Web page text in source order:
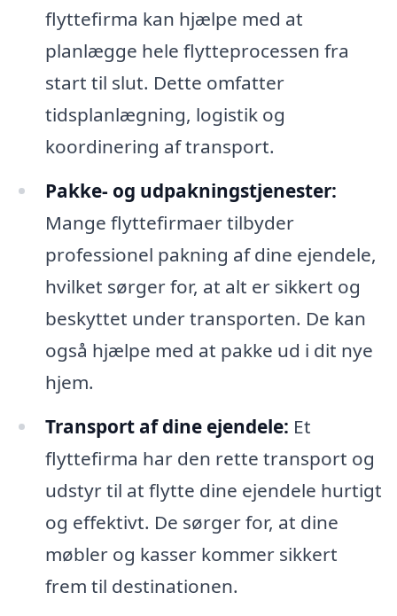
flyttefirma kan hjælpe med at
planlægge hele flytteprocessen fra
start til slut. Dette omfatter
tidsplanlægning, logistik og
koordinering af transport.
Pakke- og udpakningstjenester:
Mange flyttefirmaer tilbyder
professionel pakning af dine ejendele,
hvilket sørger for, at alt er sikkert og
beskyttet under transporten. De kan
også hjælpe med at pakke ud i dit nye
hjem.
Transport af dine ejendele: Et
flyttefirma har den rette transport og
udstyr til at flytte dine ejendele hurtigt
og effektivt. De sørger for, at dine
møbler og kasser kommer sikkert
frem til destinationen.